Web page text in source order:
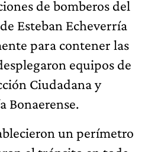
de bomberos del
Esteban Echeverría
para contener las
equipos de
Ciudadana y
Bonaerense.
un perímetro